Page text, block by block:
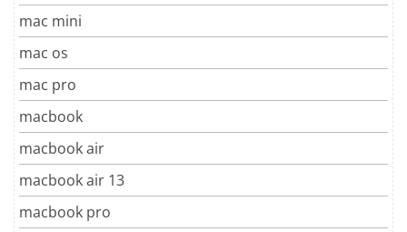
mac mini
mac os
mac pro
macbook
macbook air
macbook air 13
macbook pro